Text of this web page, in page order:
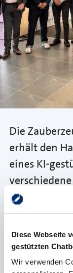
Diese Webseite
gestützten
Wir verwenden
Die
erhält den
eines KI-
bestimmte
Gerät eignet
vor allem für
Betriebe